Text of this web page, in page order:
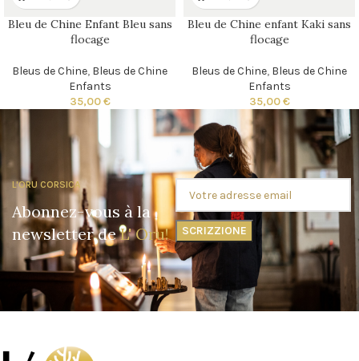
Bleu de Chine Enfant Bleu sans
flocage
Bleus de Chine, Bleus de Chine
Enfants
35,00€
Bleu de Chine enfant Kaki sans
flocage
Bleus de Chine, Bleus de Chine
Enfants
35,00€
L'ORU CORSICA
Abonnez-vous à la
newsletter deL' Oru!